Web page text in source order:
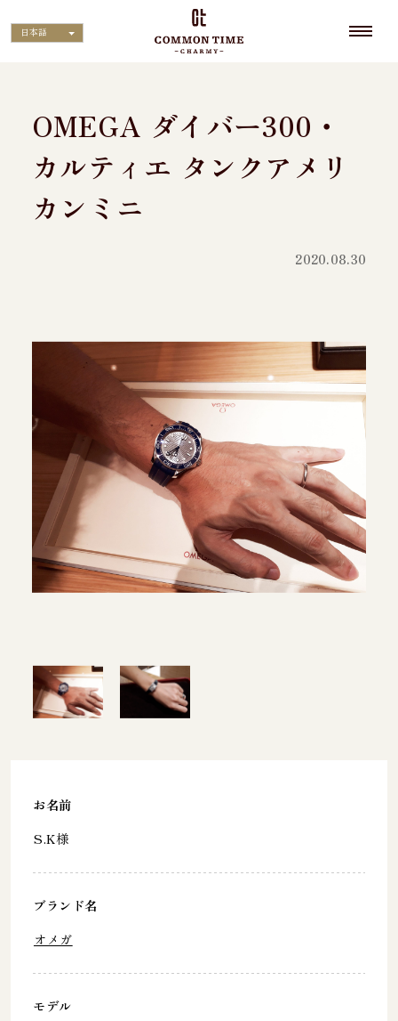
日本語
OMEGA ダイバー300・
カルティエ タンクアメリ
カンミニ
2020.08.30
お名前
S.K様
ブランド名
オメガ
モデル